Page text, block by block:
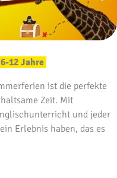
12 Jahre
ist die perfekte
Zeit. Mit
und jeder
Erlebnis haben, das es